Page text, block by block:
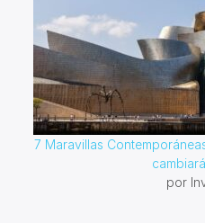
7 Maravillas
por